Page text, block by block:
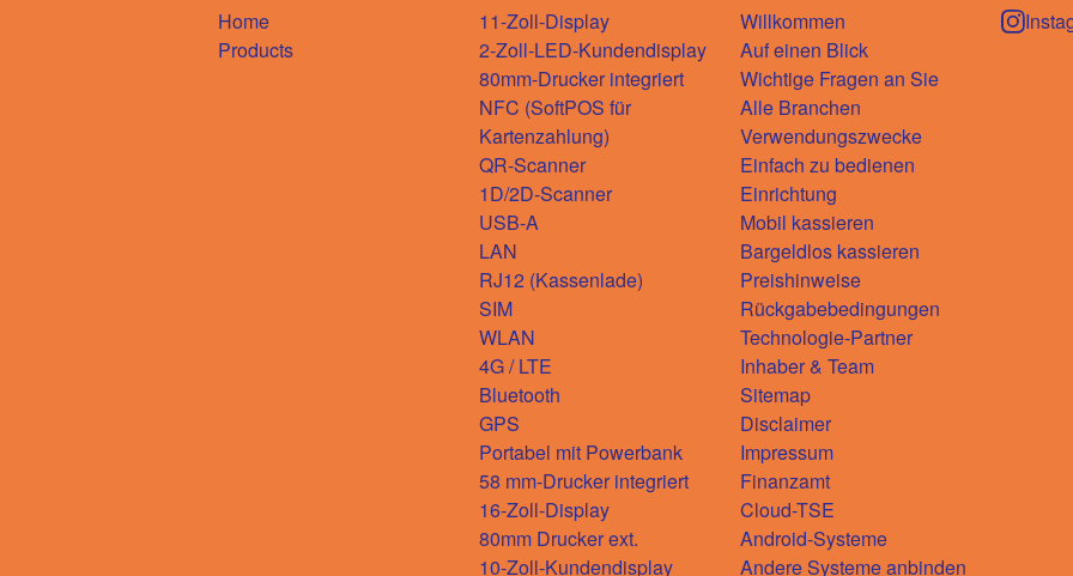
Home
Products
11-Zoll-Display
2-Zoll-LED-Kundendisplay
80mm-Drucker integriert
NFC (SoftPOS für
Kartenzahlung)
QR-Scanner
1D/2D-Scanner
USB-A
LAN
RJ12 (Kassenlade)
SIM
WLAN
4G / LTE
Bluetooth
GPS
Portabel mit Powerbank
58 mm-Drucker integriert
16-Zoll-Display
80mm Drucker ext.
10-Zoll-Kundendisplay
Willkommen
Auf einen Blick
Wichtige Fragen an Sie
Alle Branchen
Verwendungszwecke
Einfach zu bedienen
Einrichtung
Mobil kassieren
Bargeldlos kassieren
Preishinweise
Rückgabebedingungen
Technologie-Partner
Inhaber & Team
Sitemap
Disclaimer
Impressum
Finanzamt
Cloud-TSE
Android-Systeme
Andere Systeme anbinden